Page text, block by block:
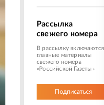
Рассылка
свежего номера
В рассылку включаются
главные материалы
свежего номера
«Российской Газеты»
Подписаться